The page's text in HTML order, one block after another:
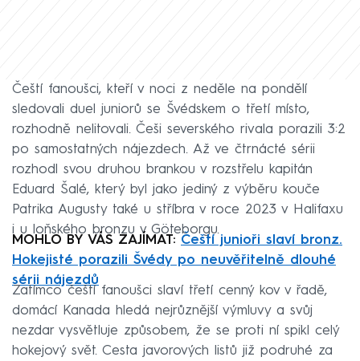
Čeští fanoušci, kteří v noci z neděle na pondělí
sledovali duel juniorů se Švédskem o třetí místo,
rozhodně nelitovali. Češi severského rivala porazili 3:2
po samostatných nájezdech. Až ve čtrnácté sérii
rozhodl svou druhou brankou v rozstřelu kapitán
Eduard Šalé, který byl jako jediný z výběru kouče
Patrika Augusty také u stříbra v roce 2023 v Halifaxu
i u loňského bronzu v Göteborgu.
MOHLO BY VÁS ZAJÍMAT: Čeští junioři slaví bronz.
Hokejisté porazili Švédy po neuvěřitelně dlouhé
sérii nájezdů
Zatímco čeští fanoušci slaví třetí cenný kov v řadě,
domácí Kanada hledá nejrůznější výmluvy a svůj
nezdar vysvětluje způsobem, že se proti ní spikl celý
hokejový svět. Cesta javorových listů již podruhé za